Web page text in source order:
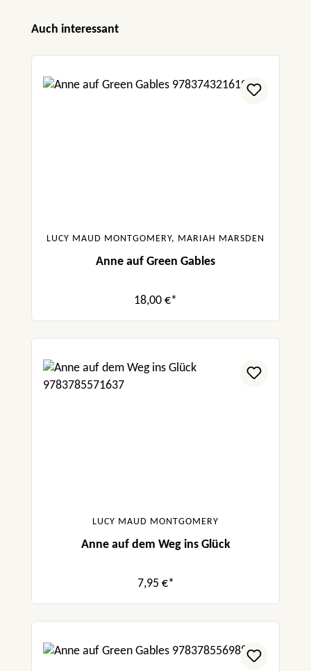
Produktgalerie überspringen
Auch interessant
LUCY MAUD MONTGOMERY, MARIAH MARSDEN
Anne auf Green Gables
18,00 €*
LUCY MAUD MONTGOMERY
Anne auf dem Weg ins Glück
7,95 €*